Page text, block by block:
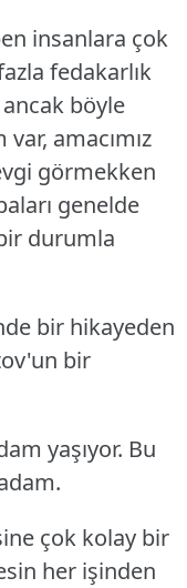
insanlara çok
fedakarlık
böyle
amacımız
görmekken
genelde
durumla
bir hikayeden
bir
yaşıyor. Bu
çok kolay bir
her işinden